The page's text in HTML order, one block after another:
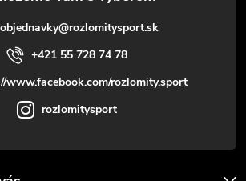
objednavky@rozlomitysport.sk
+421 55 728 74 78
www.facebook.com/rozlomity.sport
rozlomitysport